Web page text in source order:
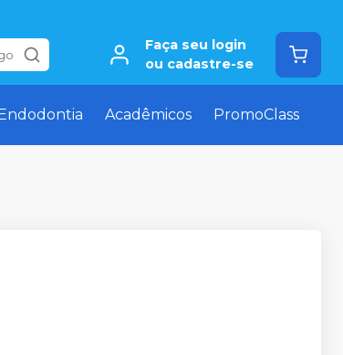
Faça seu login
ou cadastre-se
Acadêmicos PromoClass